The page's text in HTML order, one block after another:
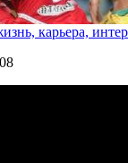
карьера,